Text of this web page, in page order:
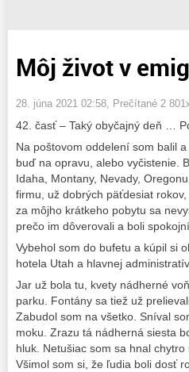
Môj život v
28. júna 2021 02:58 , Prečítané 2
42. časť – Taký obyčajný deň …
Na poštovom oddelení som balil
buď na opravu, alebo vyčistenie.
Idaha, Montany, Nevady,
firmu, už dobrých päťdesiat
za môjho krátkeho pobytu sa
prečo im dôverovali a boli spokojní.
Vybehol som do bufetu a kúpil si
hotela Utah a hlavnej
Jar už bola tu, kvety nádherné
parku. Fontány sa tiež už
Zabudol som na všetko. Sníval
moku. Zrazu tá nádherná siesta
hluk. Netušiac som sa hnal
Všimol som si, že ľudia boli dosť